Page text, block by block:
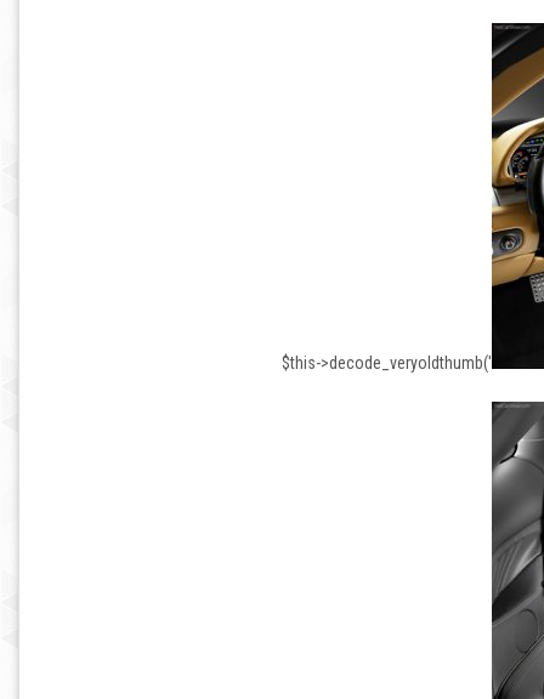
$this->decode_veryoldthumb('